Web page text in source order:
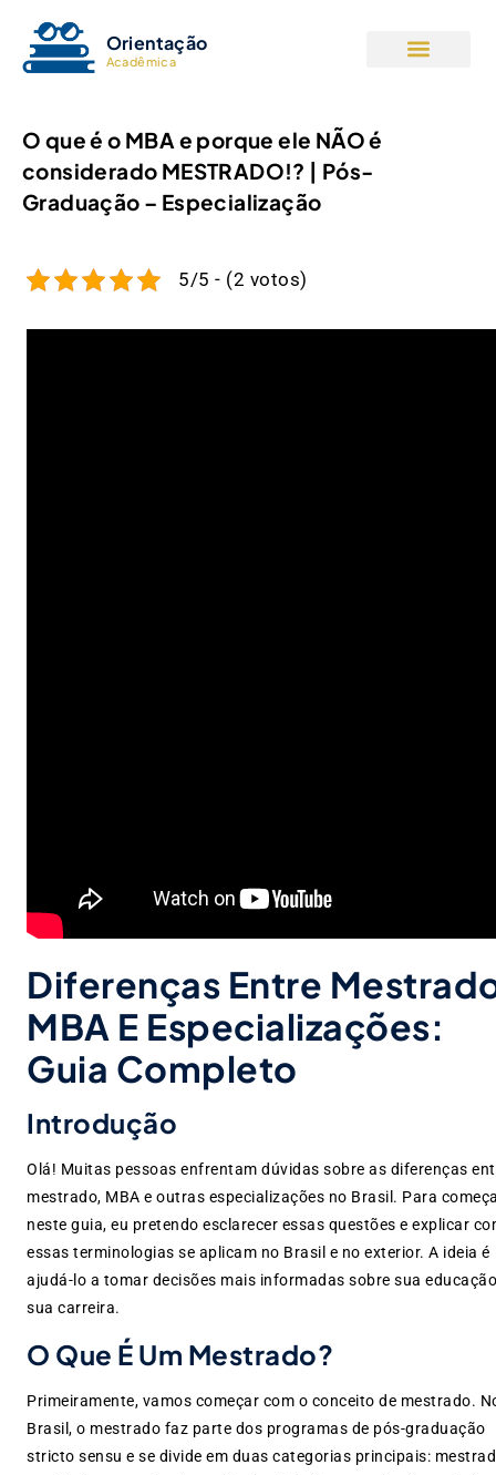
Orientação
Acadêmica
O que é o MBA e porque ele NÃO é
considerado MESTRADO!? | Pós-
Graduação – Especialização
5/5 - (2 votos)
Diferenças Entre
MBA E Especializações:
Guia Completo
Introdução
Olá! Muitas pessoas enfrentam dúvidas sobre as diferenças
mestrado, MBA e outras especializações no Brasil. Para
neste guia, eu pretendo esclarecer essas questões e explicar
essas terminologias se aplicam no Brasil e no exterior. A ideia é
ajudá-lo a tomar decisões mais informadas sobre sua
sua carreira.
O Que É Um Mestrado?
Primeiramente, vamos começar com o conceito de mestrado.
Brasil, o mestrado faz parte dos programas de pós-graduação
stricto sensu e se divide em duas categorias principais: